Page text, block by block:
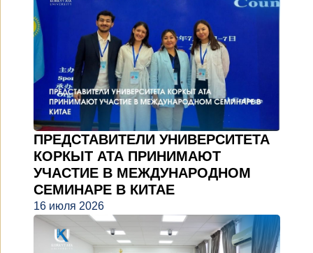
ПРЕДСТАВИТЕЛИ УНИВЕРСИТЕТА
КОРКЫТ АТА ПРИНИМАЮТ
УЧАСТИЕ В МЕЖДУНАРОДНОМ
СЕМИНАРЕ В КИТАЕ
16 июля 2026